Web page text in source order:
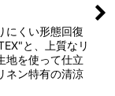
にくい形態回復
と、上質なリ
地を使って仕立
ネン特有の清涼